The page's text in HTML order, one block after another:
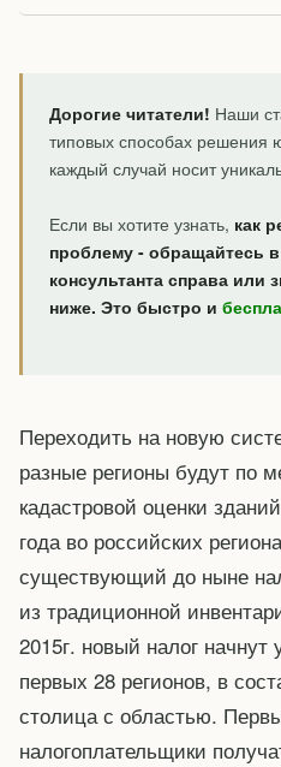
Дорогие читатели! Наши
типовых способах решения
каждый случай носит
Если вы хотите узнать, как
проблему - обращайтесь
консультанта справа или
ниже. Это быстро и
Переходить на новую
разные регионы будут по
кадастровой оценки
года во российских
существующий до ныне
из традиционной
2015г. новый налог начнут
первых 28 регионов, в
столица с областью.
налогоплательщики